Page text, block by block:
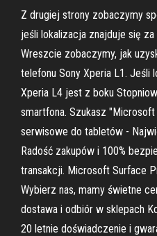
Z drugiej strony zobaczymy
jeśli lokalizacja znajduje się
Wreszcie zobaczymy, jak
telefonu Sony Xperia L1. Jeśli
Xperia L4 jest z boku
smartfona. Szukasz
serwisowe do tabletów -
Radość zakupów i 100%
transakcji. Microsoft Surface
Wybierz nas, mamy świetne
dostawa i odbiór w sklepach
20 letnie doświadczenie i